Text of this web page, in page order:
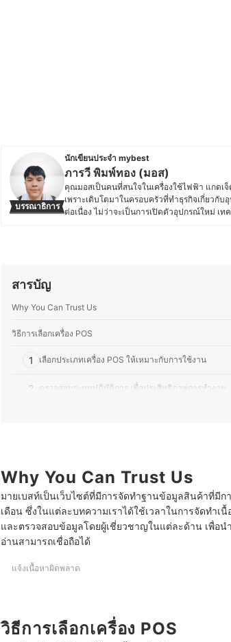
บรรณาธิการ
นักเขียนประจำ mybest
ภารวี พิมพ์ทอง (มอส)
คุณมอสเป็นคนที่สนใจในเครื่องใช้ไฟฟ้า แกดเ
เพราะเติบโตมาในครอบครัวที่ทำธุรกิจเกี่ยวกั
ต่อเนื่อง ไม่ว่าจะเป็นการเปิดตัวอุปกรณ์ใหม่ เ
สารบัญ
Why You Can Trust Us
วิธีการเลือกเครื่อง POS
1 เลือกประเภทเครื่อง POS ให้เหมาะกับการใช้งาน
2 ตรวจสอบระบบปฏิบัติการ เพื่อประสิทธิภาพการทำงาน
5 ตรวจสอบการเชื่อมต่อ เพื่อการใช้งานที่ต่อเนื่อง
10 เครื่อง POS ยี่ห้อไหนดี สำหรับร้านค้า
เครื่อง POS สามารถใช้งานในระบบออฟไลน์ได้หรือไม่
Why You Can Trust Us
มายเบสท์เป็นเว็บไซต์ที่มีการจัดทำฐานข้อมูลสินค้าที่มี
เดือน ซึ่งในแต่ละบทความเราได้ใช้เวลาในการจัดทำ
และตรวจสอบข้อมูลโดยผู้เชี่ยวชาญในแต่ละด้าน เพื่อ
อ่านสามารถเชื่อถือได้
แจ้งเนื้อหาผิดพลาด
วิธีการเลือกเครื่อง POS